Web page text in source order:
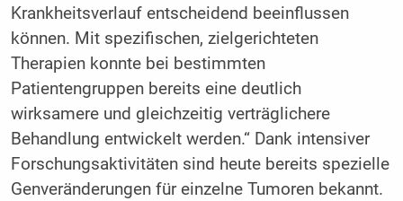
Krankheitsverlauf entscheidend beeinflussen
können. Mit spezifischen, zielgerichteten
Therapien konnte bei bestimmten
Patientengruppen bereits eine deutlich
wirksamere und gleichzeitig verträglichere
Behandlung entwickelt werden.“ Dank intensiver
Forschungsaktivitäten sind heute bereits spezielle
Genveränderungen für einzelne Tumoren bekannt.